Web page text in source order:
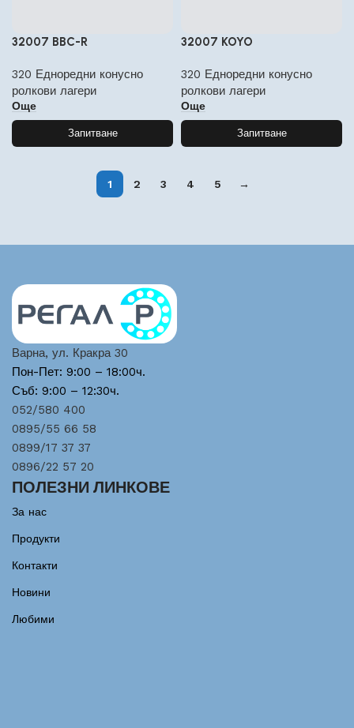
32007 BBC-R
320 Едноредни конусно
ролкови лагери
Още
Запитване
32007 KOYO
320 Едноредни конусно
ролкови лагери
Още
Запитване
1 2 3 4 5 →
Варна, ул. Кракра 30
Пон-Пет: 9:00 – 18:00ч.
Съб: 9:00 – 12:30ч.
052/580 400
0895/55 66 58
0899/17 37 37
0896/22 57 20
ПОЛЕЗНИ ЛИНКОВЕ
За нас
Продукти
Контакти
Новини
Любими